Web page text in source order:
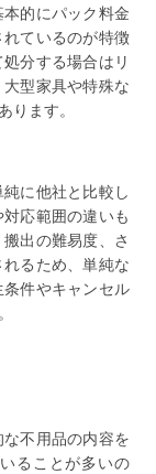
的にパック料金
ているのが特徴
分する場合はリ
型家具や特殊な
ります。
に他社と比較し
応範囲の違いも
出の難易度、さ
るため、単純な
件やキャンセル
不用品の内容を
ることが多いの